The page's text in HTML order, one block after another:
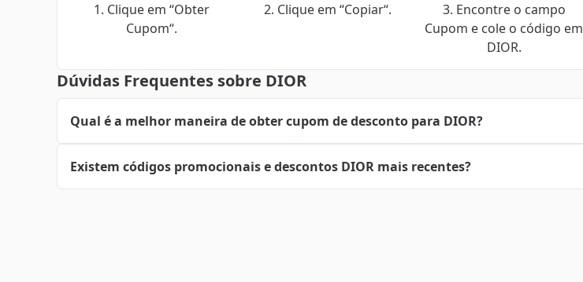
1. Clique em “Obter
Cupom“.
2. Clique em “Copiar“.
3. Encontre o campo
Cupom e cole o código em
DIOR.
Dúvidas Frequentes sobre DIOR
Qual é a melhor maneira de obter cupom de desconto para DIOR?
Existem códigos promocionais e descontos DIOR mais recentes?